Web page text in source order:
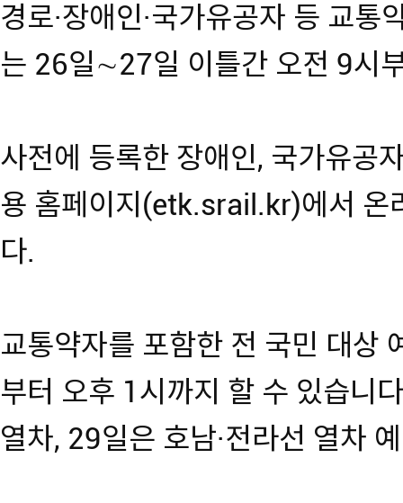
경로·장애인·국가유공자 등 교통
는 26일∼27일 이틀간 오전 9시
사전에 등록한 장애인, 국가유공
용 홈페이지(etk.srail.kr)에서 온
다.
교통약자를 포함한 전 국민 대
부터 오후 1시까지 할 수 있습니
열차, 29일은 호남·전라선 열차